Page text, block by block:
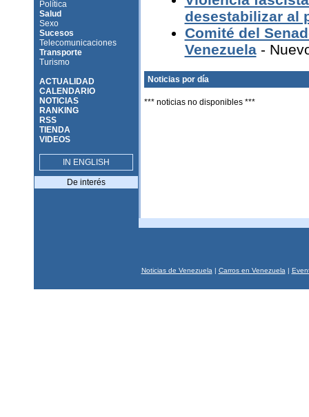
Política
Salud
Sexo
Sucesos
Telecomunicaciones
Transporte
Turismo
ACTUALIDAD
CALENDARIO
NOTICIAS
RANKING
RSS
TIENDA
VIDEOS
IN ENGLISH
De interés
desestabilizar al
Comité del
Venezuela-
Noticias por día
*** noticias no disponibles ***
Noticias de Venezuela | Carros en Venezuela |